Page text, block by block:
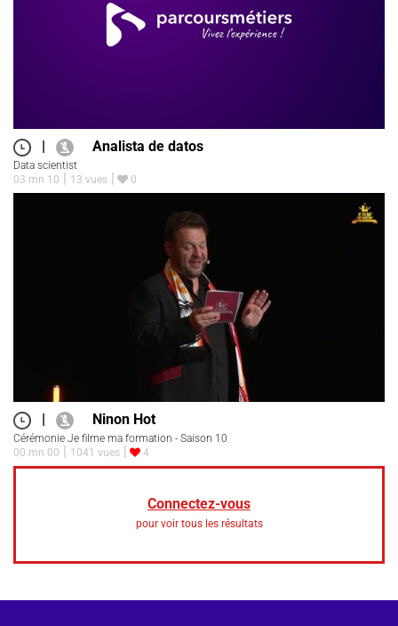
| Analista de datos
Data scientist
03 mn 10
13 vues 0
Ninon Hot
Cérémonie Je filme ma formation - Saison 10
00 mn 00
1041 vues 4
Connectez-vous
pour voir tous les résultats